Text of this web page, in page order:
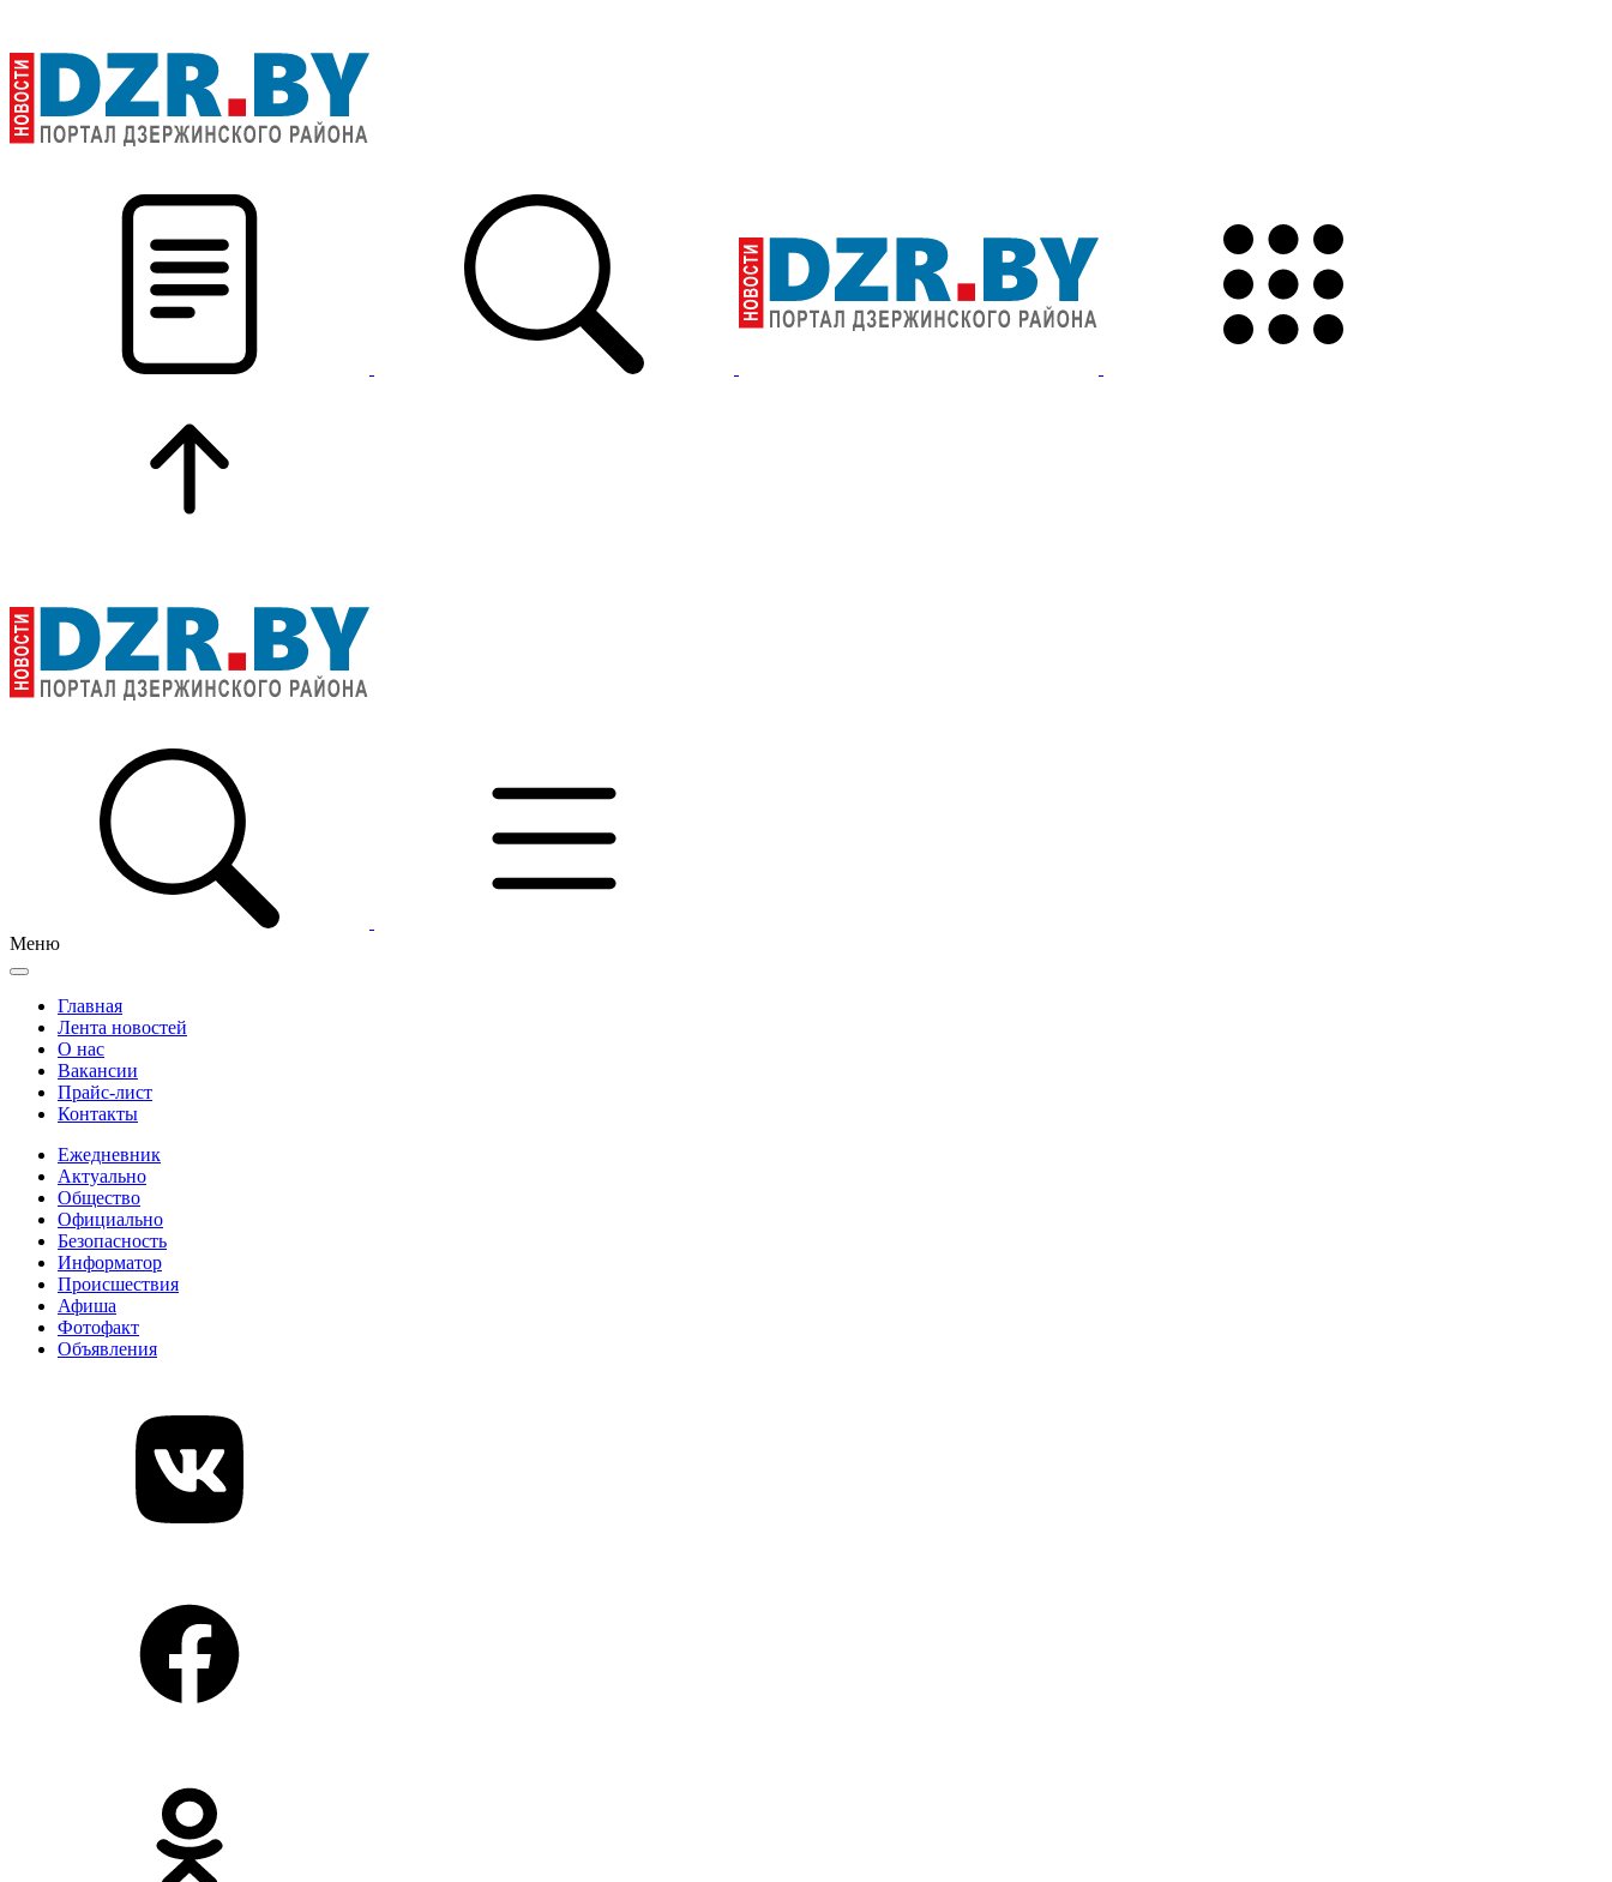
Меню
Главная
Лента новостей
О нас
Вакансии
Прайс-лист
Контакты
Ежедневник
Актуально
Общество
Официально
Безопасность
Информатор
Происшествия
Афиша
Фотофакт
Объявления